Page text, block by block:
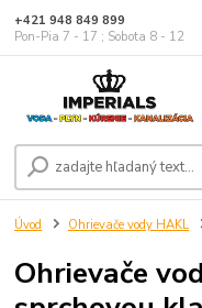
+421 948 849 899
Pon-Pia 7 - 17 ; Sobota 8 - 12
Úvod Ohrievače vody HAKL
Ohrievače